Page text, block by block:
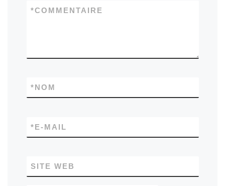
COMMENTAIRE
*
NOM
*
E-MAIL
*
SITE WEB